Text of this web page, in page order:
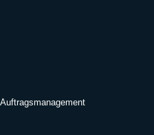
Auftragsmanagement